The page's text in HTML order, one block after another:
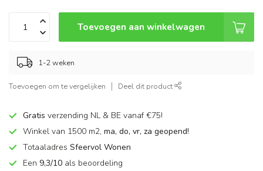
Toevoegen aan winkelwagen
1-2 weken
Toevoegen om te vergelijken Deel dit product
Gratis verzending NL & BE vanaf €75!
Winkel van 1500 m2, ma, do, vr, za geopend!
Totaaladres Sfeervol Wonen
Een 9,3/10 als beoordeling